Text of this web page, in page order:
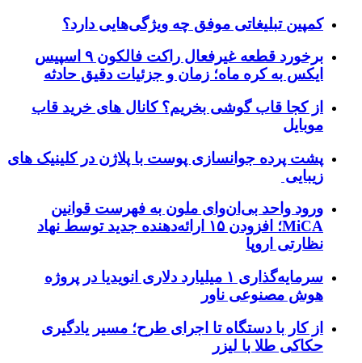
کمپین تبلیغاتی موفق چه ویژگی‌هایی دارد؟
برخورد قطعه غیرفعال راکت فالکون ۹ اسپیس
ایکس به کره ماه؛ زمان و جزئیات دقیق حادثه
از کجا قاب گوشی بخریم؟ کانال های خرید قاب
موبایل
پشت پرده جوانسازی پوست با پلاژن در کلینیک های
زیبایی
ورود واحد بی‌ان‌وای ملون به فهرست قوانین
MiCA؛ افزودن ۱۵ ارائه‌دهنده جدید توسط نهاد
نظارتی اروپا
سرمایه‌گذاری ۱ میلیارد دلاری انویدیا در پروژه
هوش مصنوعی ناور
از کار با دستگاه تا اجرای طرح؛ مسیر یادگیری
حکاکی طلا با لیزر